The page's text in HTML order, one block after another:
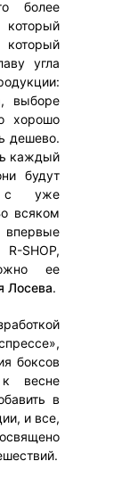
более
угла
выборе
хорошо
дешево.
каждый
будут
с уже
всяком
SHOP,
ее
Лосева.
боксов
весне
в
и все,